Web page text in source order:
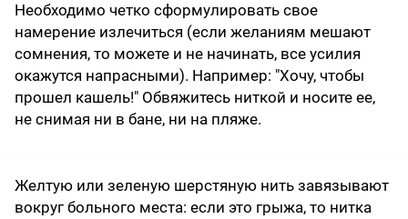
Необходимо четко сформулировать свое
намерение излечиться (если желаниям мешают
сомнения, то можете и не начинать, все усилия
окажутся напрасными). Например: "Хочу, чтобы
прошел кашель!" Обвяжитесь ниткой и носите ее,
не снимая ни в бане, ни на пляже.
Желтую или зеленую шерстяную нить завязывают
вокруг больного места: если это грыжа, то нитка